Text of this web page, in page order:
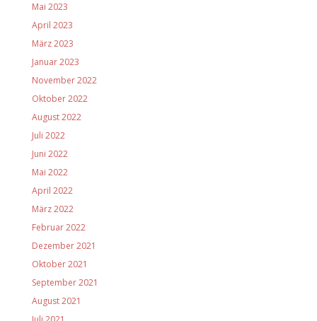
Mai 2023
April 2023
März 2023
Januar 2023
November 2022
Oktober 2022
August 2022
Juli 2022
Juni 2022
Mai 2022
April 2022
März 2022
Februar 2022
Dezember 2021
Oktober 2021
September 2021
August 2021